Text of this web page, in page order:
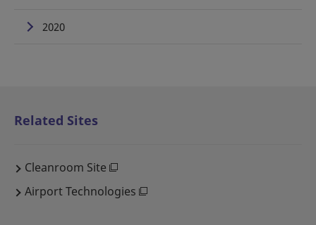
2020
Related Sites
Cleanroom Site
Airport Technologies